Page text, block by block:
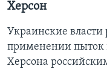
Херсон
Украинские власти
применении
Херсона